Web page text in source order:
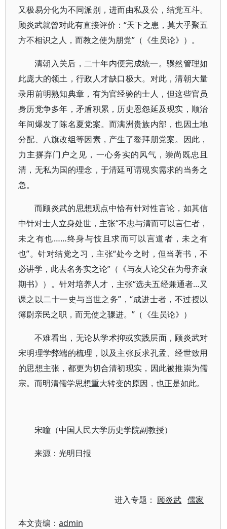
又极易分化为不同派别，进而由私及公，结党互斗。
顾炎武就曾对此有直接评价：“天下之患，莫大乎聚五
方不相识之人，而教之使为朋党”（《生员论》）。
清朝入关后，二十年内便完成统一。骤然管理如
此庞大的领土，行政人才缺口极大。对此，清朝大量
录用前明熟知典章，有为官经验的士人，但这些官员
身历党争多年，矛盾积累，历史恩怨延及现实，顺治
年间爆发了陈名夏党案。而满洲贵族内部，也因土地
分配、八旗改组等因素，产生了鳌拜朋党案。因此，
力主摒弃门户之见，一心务实的风气，崇尚既忠且
清，无私为国的理念，于清廷可谓现实需求的当务之
急。
而顾炎武的思想观点中恰有针对性言论，如其信
中针对士人立身处世，主张“不忠与清而可以言仁者，
未之有也……终身与忮且求而可以言道者，未之有
也”。针对结党之习，主张“处今之时，但当著书，不
必讲学，此去名务实之论”（《与友人论父在为母齐衰
期书》）。针对培养人才，主张“选夫五经兼通者…又
课之以二十一史与当世之务”，“成进士者，不过授以
簿尉亲民之职，而无使之骤进。”（《生员论》）
不难看出，无论从学术抑或实践层面，顾炎武对
宋明理学弊端的梳理，以及主张反求孔孟、经世致用
的思想主张，都更为切合清初现实，因此被推崇为儒
宗。而明清儒学思想重大转变的原因，也正是如此。
宋瞳（中国人民大学历史学院副教授）
来源：光明日报
进入专题： 顾炎武 儒家
本文责编： admin